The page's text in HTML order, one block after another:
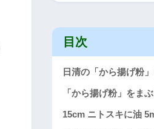
目次
日清の「から揚げ粉
「から揚げ粉」をま
15cm ニトスキに油